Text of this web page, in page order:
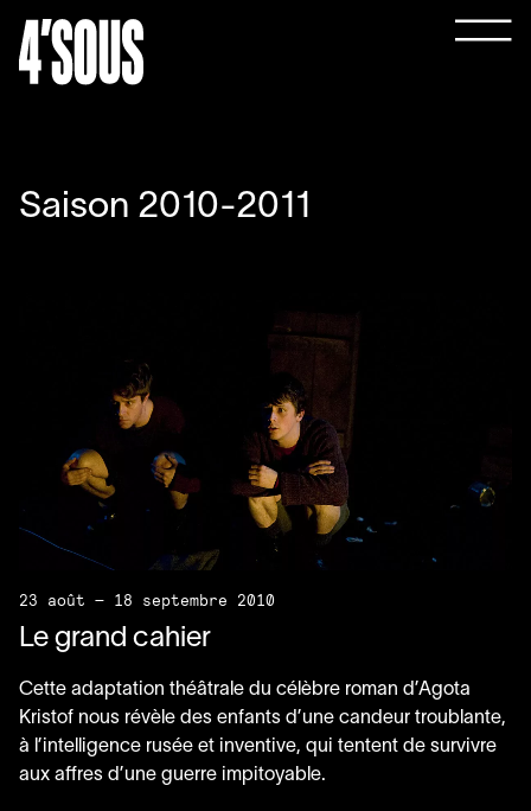
Saison 2010-2011
23 août — 18 septembre 2010
Le grand cahier
Cette adaptation théâtrale du célèbre roman d’Agota
Kristof nous révèle des enfants d’une candeur troublante,
à l’intelligence rusée et inventive, qui tentent de survivre
aux affres d’une guerre impitoyable.